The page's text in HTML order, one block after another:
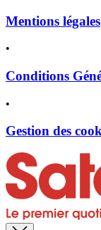
Mentions légales
•
Conditions
•
Gestion des